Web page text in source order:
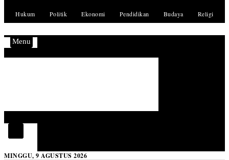
Hukum Politik Ekonomi Pendidikan Budaya Religi
Menu
MINGGU, 9 AGUSTUS 2026